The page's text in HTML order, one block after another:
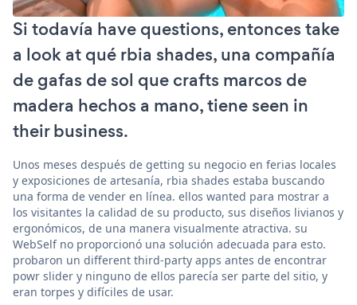
Si todavía have questions, entonces take
a look at qué rbia shades, una compañía
de gafas de sol que crafts marcos de
madera hechos a mano, tiene seen in
their business.
Unos meses después de getting su negocio en ferias locales
y exposiciones de artesanía, rbia shades estaba buscando
una forma de vender en línea. ellos wanted para mostrar a
los visitantes la calidad de su producto, sus diseños livianos y
ergonómicos, de una manera visualmente atractiva. su
WebSelf no proporcionó una solución adecuada para esto.
probaron un different third-party apps antes de encontrar
powr slider y ninguno de ellos parecía ser parte del sitio, y
eran torpes y difíciles de usar.